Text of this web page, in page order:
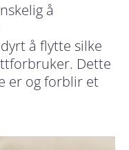
å
å flytte silke
Dette
er og forblir et